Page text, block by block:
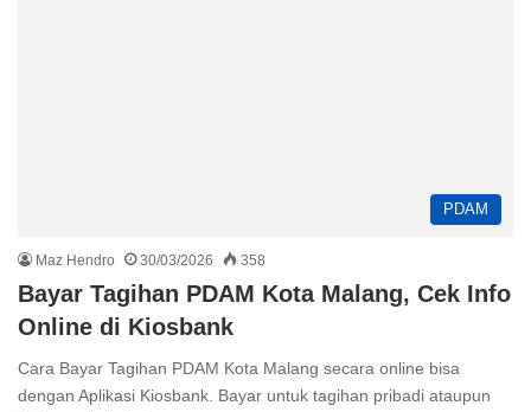
PDAM
Maz Hendro 30/03/2026 358
Bayar Tagihan PDAM Kota Malang, Cek Info
Online di Kiosbank
Cara Bayar Tagihan PDAM Kota Malang secara online bisa
dengan Aplikasi Kiosbank. Bayar untuk tagihan pribadi ataupun